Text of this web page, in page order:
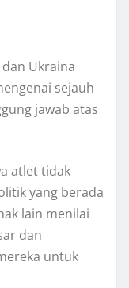
Ukraina
sejauh
jawab atas
atlet tidak
yang berada
lain menilai
dan
untuk